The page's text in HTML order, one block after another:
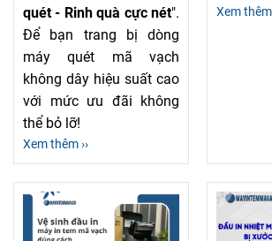
quét - Rinh quà cực nét".
Để bạn trang bị dòng
máy quét mã vạch
không dây hiệu suất cao
với mức ưu đãi không
thể bỏ lỡ!
Xem thêm ››
Xem thêm